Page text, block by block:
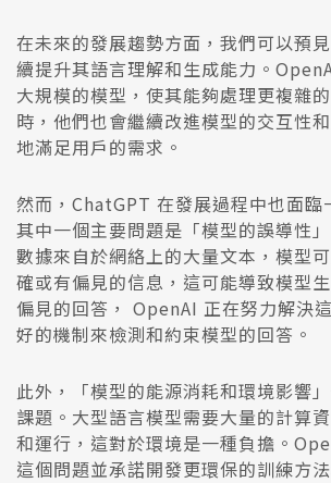
在未來的發展趨勢方面，我們可以預
續提升其語言理解和生成能力。
大規模的模型，使其能夠處理更複雜
時，他們也會繼續改進模型的交互性
地滿足用戶的需求。
然而，ChatGPT 在發展過程中也面臨
其中一個主要問題是「模型的誤導性
數據來自於網絡上的大量文本，模型
確或有偏見的信息，這可能導致模型
偏見的回答， OpenAI 正在努力解決
好的機制來檢測和約束模型的回答。
此外，「模型的能源消耗和環境影響
課題。大型語言模型需要大量的計算
和運行，這對於環境是一種負擔。
這個問題並承諾開發更環保的訓練方